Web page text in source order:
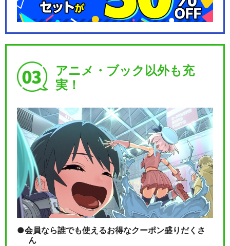
アニメ・ブック以外も充
実！
会員なら誰でも使えるお得なクーポン盛りだくさ
ん